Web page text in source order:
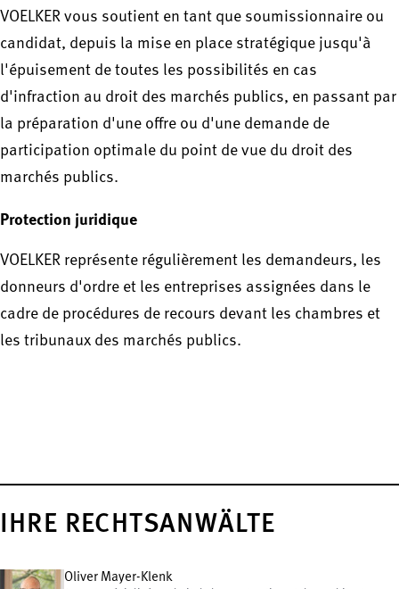
VOELKER vous soutient en tant que soumissionnaire ou
candidat, depuis la mise en place stratégique jusqu'à
l'épuisement de toutes les possibilités en cas
d'infraction au droit des marchés publics, en passant par
la préparation d'une offre ou d'une demande de
participation optimale du point de vue du droit des
marchés publics.
Protection juridique
VOELKER représente régulièrement les demandeurs, les
donneurs d'ordre et les entreprises assignées dans le
cadre de procédures de recours devant les chambres et
les tribunaux des marchés publics.
IHRE RECHTSANWÄLTE
Oliver Mayer-Klenk